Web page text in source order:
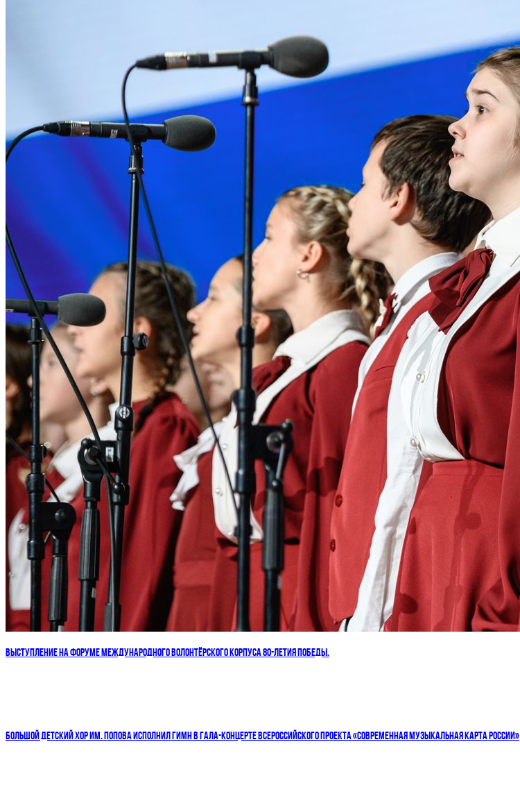
ВЫСТУПЛЕНИЕ НА ФОРУМЕ МЕЖДУНАРОДНОГО ВОЛОНТЁРСКОГО КОРПУСА 80-ЛЕТИЯ ПОБЕДЫ.
БОЛЬШОЙ ДЕТСКИЙ ХОР ИМ. ПОПОВА ИСПОЛНИЛ ГИМН В ГАЛА-КОНЦЕРТЕ ВСЕРОССИЙСКОГО ПРОЕКТА «СОВРЕМЕННАЯ МУЗЫКАЛЬНАЯ КАРТА РОССИИ»